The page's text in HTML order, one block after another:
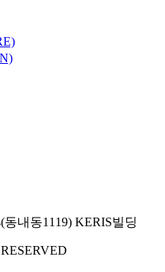
내동1119) KERIS빌딩